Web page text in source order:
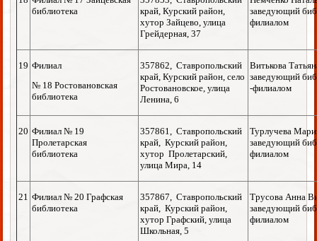
библиотека
край, Курский район,
хутор Зайцево, улица
Грейдерная, 37
заведующий
филиалом
19 Филиал
№ 18 Ростовановская
библиотека
357862, Ставропольский
край, Курский район, село
Ростовановское, улица
Ленина, 6
Витькова
заведующий
-филиалом
20 Филиал № 19
Пролетарская
библиотека
357861, Ставропольский
край, Курский район,
хутор Пролетарский,
улица Мира, 14
Турлучева
заведующий
филиалом
21 Филиал № 20 Графская
библиотека
357867, Ставропольский
край, Курский район,
хутор Графский, улица
Школьная, 5
Трусова Анна
заведующий
филиалом